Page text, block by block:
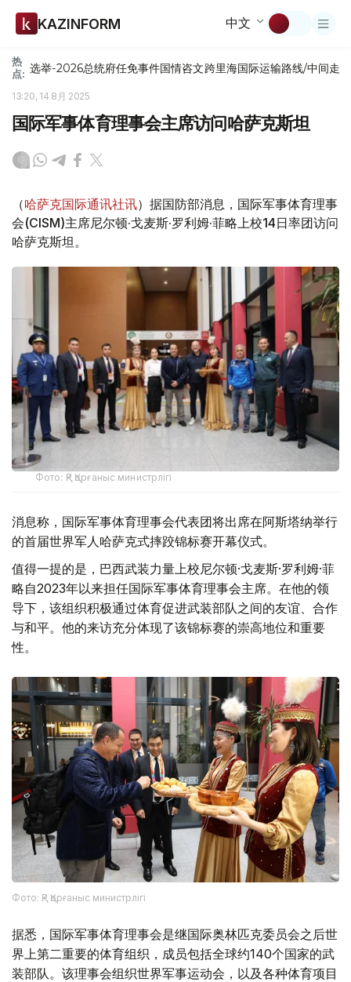
KAZINFORM 中文
热
点: 选举-2026总统府任免事件国情咨文跨里海国际运输路线/中间走廊
13:20, 14 8月 2025
国际军事体育理事会主席访问哈萨克斯坦
（哈萨克国际通讯社讯）据国防部消息，国际军事体育理事
会(CISM)主席尼尔顿·戈麦斯·罗利姆·菲略上校14日率团访问
哈萨克斯坦。
Фото: ҚР Қорғаныс министрлігі
消息称，国际军事体育理事会代表团将出席在阿斯塔纳举行
的首届世界军人哈萨克式摔跤锦标赛开幕仪式。
值得一提的是，巴西武装力量上校尼尔顿·戈麦斯·罗利姆·菲
略自2023年以来担任国际军事体育理事会主席。在他的领
导下，该组织积极通过体育促进武装部队之间的友谊、合作
与和平。他的来访充分体现了该锦标赛的崇高地位和重要
性。
Фото: ҚР Қорғаныс министрлігі
据悉，国际军事体育理事会是继国际奥林匹克委员会之后世
界上第二重要的体育组织，成员包括全球约140个国家的武
装部队。该理事会组织世界军事运动会，以及各种体育项目